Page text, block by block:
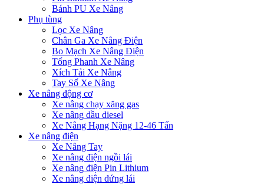
Bánh PU Xe Nâng
Phụ tùng
Lọc Xe Nâng
Chân Ga Xe Nâng Điện
Bo Mạch Xe Nâng Điện
Tổng Phanh Xe Nâng
Xích Tải Xe Nâng
Tay Số Xe Nâng
Xe nâng động cơ
Xe nâng chạy xăng gas
Xe nâng dầu diesel
Xe Nâng Hạng Nặng 12-46 Tấn
Xe nâng điện
Xe Nâng Tay
Xe nâng điện ngồi lái
Xe nâng điện Pin Lithium
Xe nâng điện đứng lái